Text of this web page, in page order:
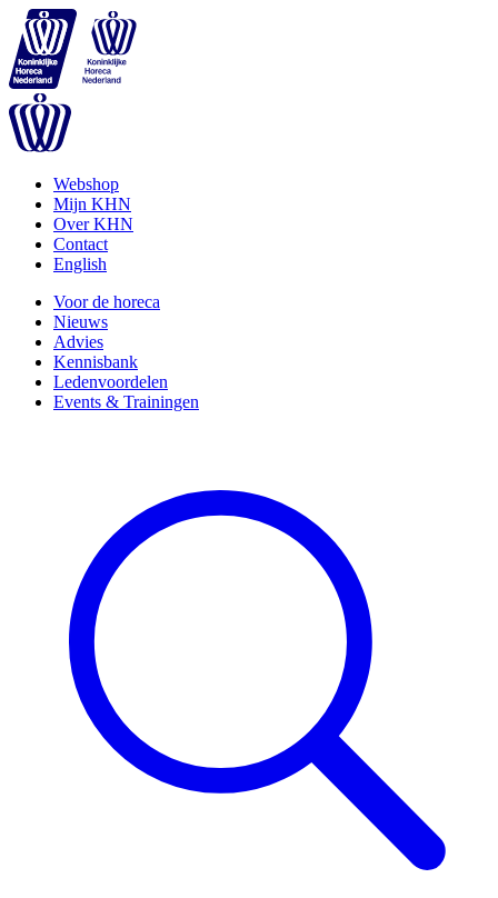
Webshop
Mijn KHN
Over KHN
Contact
English
Voor de horeca
Nieuws
Advies
Kennisbank
Ledenvoordelen
Events & Trainingen